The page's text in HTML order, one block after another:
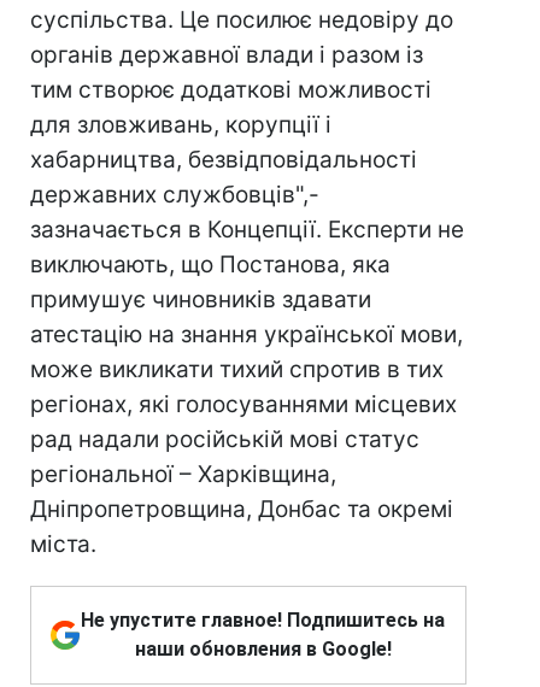
суспільства. Це посилює недовіру до
органів державної влади і разом із
тим створює додаткові можливості
для зловживань, корупції і
хабарництва, безвідповідальності
державних службовців",-
зазначається в Концепції. Експерти не
виключають, що Постанова, яка
примушує чиновників здавати
атестацію на знання української мови,
може викликати тихий спротив в тих
регіонах, які голосуваннями місцевих
рад надали російській мові статус
регіональної – Харківщина,
Дніпропетровщина, Донбас та окремі
міста.
Не упустите главное! Подпишитесь на
наши обновления в Google!